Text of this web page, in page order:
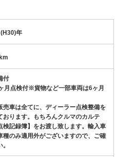
(H30)年
付
月点検付※貨物など一部車両は6ヶ月
売車は全てに、ディーラー点検整備を
おります。もちろんクルマのカルテ
検記録簿】をお渡し致します。輸入車
種のみ適用外がございますので、ご確